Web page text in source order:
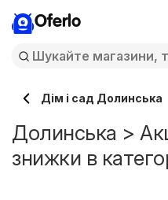
Oferlo
Дім і сад Долинська
Долинська >
знижки в